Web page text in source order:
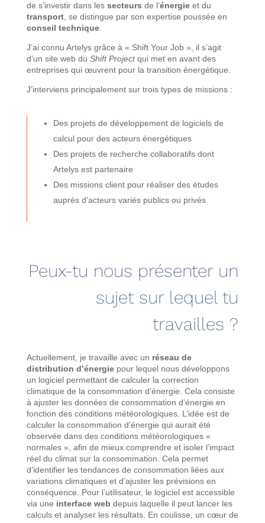
de s’investir dans les secteurs de l’énergieet du
transport, se distingue par son expertise poussée en
conseil technique.
J’ai connu Artelys grâce à « Shift Your Job », il s’agit
d’un site web du Shift Projectqui met en avant des
entreprises qui œuvrent pour la transition énergétique.
J’interviens principalement sur trois types de missions :
Des projets de développement de logiciels de
calcul pour des acteurs énergétiques
Des projets de recherche collaboratifs dont
Artelys est partenaire
Des missions client pour réaliser des études
auprès d’acteurs variés publics ou privés
Peux-tu nous présenter un
sujet sur lequel tu
travailles ?
Actuellement, je travaille avec un réseau de
distribution d’énergiepour lequel nous développons
un logiciel permettant de calculer la correction
climatique de la consommation d’énergie. Cela consiste
à ajuster les données de consommation d’énergie en
fonction des conditions météorologiques. L’idée est de
calculer la consommation d’énergie qui aurait été
observée dans des conditions météorologiques «
normales », afin de mieux comprendre et isoler l’impact
réel du climat sur la consommation. Cela permet
d’identifier les tendances de consommation liées aux
variations climatiques et d’ajuster les prévisions en
conséquence. Pour l’utilisateur, le logiciel est accessible
via une interface web depuis laquelle il peut lancer les
calculs et analyser les résultats. En coulisse, un cœur de